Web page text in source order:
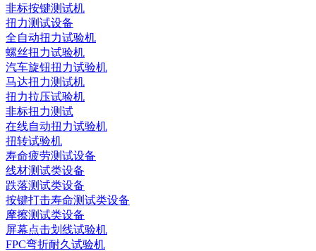
非标按键测试机
扭力测试设备
全自动扭力试验机
螺丝扭力试验机
汽车旋钮扭力试验机
马达扭力测试机
扭力拉压试验机
非标扭力测试
在线自动扭力试验机
扭转试验机
寿命疲劳测试设备
线材测试类设备
跌落测试类设备
按键打击寿命测试类设备
摩擦测试类设备
屏幕点击划线试验机
FPC弯折耐久试验机